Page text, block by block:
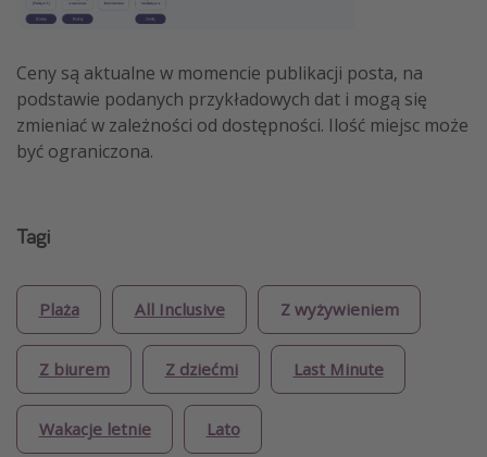
Ceny są aktualne w momencie publikacji posta, na
podstawie podanych przykładowych dat i mogą się
zmieniać w zależności od dostępności. Ilość miejsc może
być ograniczona.
Tagi
Plaża All Inclusive Z wyżywieniem
Z biurem Z dziećmi Last Minute
Wakacje letnie Lato